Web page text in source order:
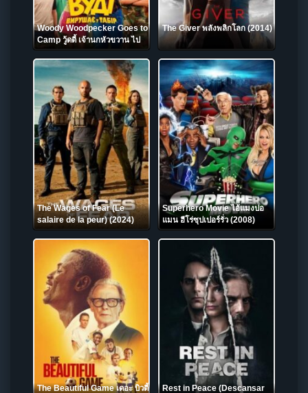
Woody Woodpecker Goes to
Camp วู้ดดี้ เจ้านกหัวขวาน ไป
ค่าย (2024) NETFLIX
The Giver พลังพลิกโลก (2014)
The Wages of Fear (Le
salaire de la peur) (2024)
NETFLIX
Superhero Movie ไอ้แมงปอ
แมน ฮีโร่ซุปเปอร์รั่ว (2008)
The Beautiful Game เดอะ บิวตี้
Rest in Peace (Descansar